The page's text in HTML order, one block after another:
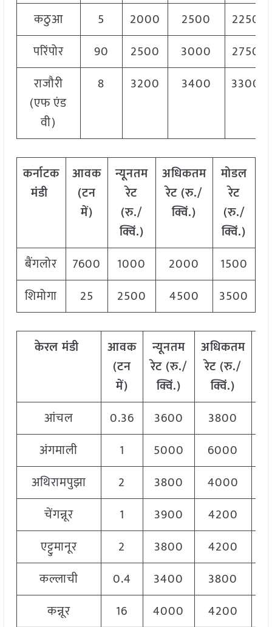
कठुआ 5 2000 2500
2250
परिंपोर
90 2500 3000
2750
राजौरी
(एफ एंड
वी)
8 3200 3400 3300
कर्नाटक
मंडी
आवक
(टन
में)
न्यूनतम
रेट
(रु./
क्विं.)
अधिकतम
रेट (रु./
क्विं.)
मोडल
रेट
(रु./
क्विं.)
बैंगलोर
7600 1000 2000
1500
शिमोगा
25 2500 4500 3500
केरल मंडी
आवक
(टन
में)
न्यूनतम
रेट (रु./
क्विं.)
अधिकतम
रेट (रु./
क्विं.)
आंचल
0.36 3600 3800
अंगमाली
1 5000 6000
अथिरामपुझा
2 3800 4000
चेंगन्नूर
1 3900 4200
एट्टुमानूर
2 3800 4200
कल्लाची
0.4 3400 3800
कन्नूर
16 4000 4200